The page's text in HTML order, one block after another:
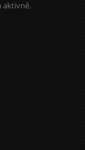
aktivně.